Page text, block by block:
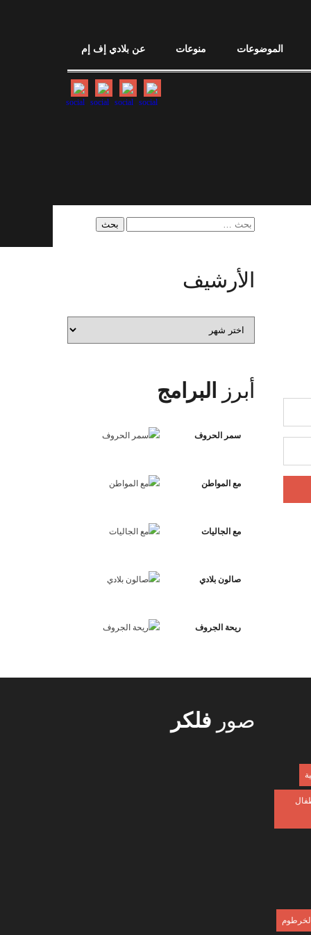
الموضوعات منوعات عن بلادي إف إم
البحث
الأرشيف
الأرشيف
أبرز البرامج
سمر الحروف
مع المواطن
مع الجاليات
صالون بلادي
ريحة الجروف
الخرطوم
صور فلكر